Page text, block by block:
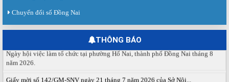
Chuyển đổi số Đồng Nai
THÔNG BÁO
Báo cáo kết quả tổ chức Sàn giao dịch việc làm lần thứ 08/2026 ngày 03
Ngày hội việc làm phường Hố Nai tháng 8 năm 2026
năm 2026.